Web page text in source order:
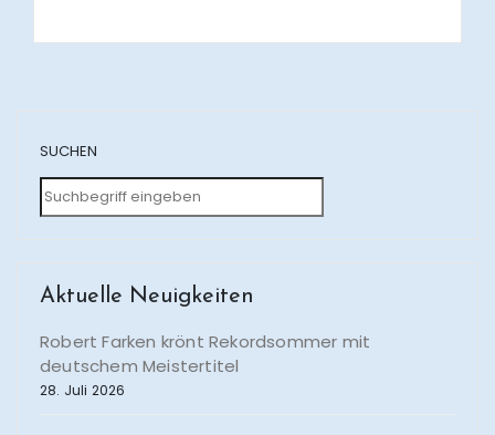
SUCHEN
Aktuelle Neuigkeiten
Robert Farken krönt Rekordsommer mit
deutschem Meistertitel
28. Juli 2026